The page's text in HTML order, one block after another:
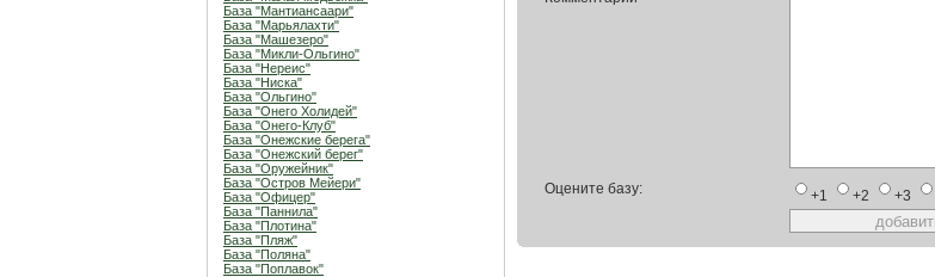
База "Мантиансаари"
База "Марьялахти"
База "Машезеро"
База "Микли-Ольгино"
База "Нереис"
База "Ниска"
База "Ольгино"
База "Онего Холидей"
База "Онего-Клуб"
База "Онежские берега"
База "Онежский берег"
База "Оружейник"
База "Остров Мейери"
База "Офицер"
База "Паннила"
База "Плотина"
База "Пляж"
База "Поляна"
База "Поплавок"
Оцените базу: +1 +2 +3